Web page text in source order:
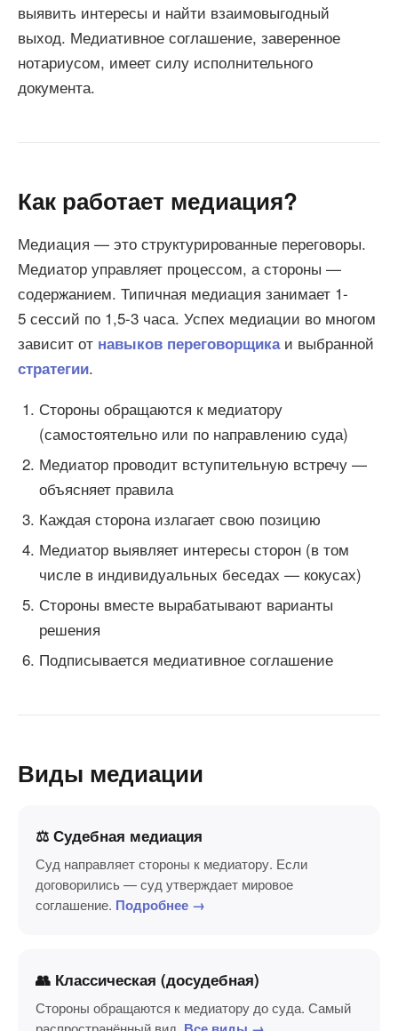
выявить интересы и найти взаимовыгодный
выход. Медиативное соглашение, заверенное
нотариусом, имеет силу исполнительного
документа.
Как работает медиация?
Медиация — это структурированные переговоры.
Медиатор управляет процессом, а стороны —
содержанием. Типичная медиация занимает 1-
5 сессий по 1,5-3 часа. Успех медиации во многом
зависит от навыков переговорщикаи выбранной
стратегии.
Стороны обращаются к медиатору
(самостоятельно или по направлению суда)
Медиатор проводит вступительную встречу —
объясняет правила
Каждая сторона излагает свою позицию
Медиатор выявляет интересы сторон (в том
числе в индивидуальных беседах — кокусах)
Стороны вместе вырабатывают варианты
решения
Подписывается медиативное соглашение
Виды медиации
⚖️ Судебная медиация
Суд направляет стороны к медиатору. Если
договорились — суд утверждает мировое
соглашение. Подробнее →
👥 Классическая (досудебная)
Стороны обращаются к медиатору до суда. Самый